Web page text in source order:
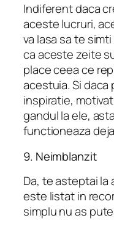
Indiferent daca
aceste lucruri,
va lasa sa te
ca aceste zeite
place ceea ce
acestuia. Si daca
inspiratie,
gandul la ele,
functioneaza
9. Neimblanzit
Da, te asteptai la
este listat in
simplu nu as